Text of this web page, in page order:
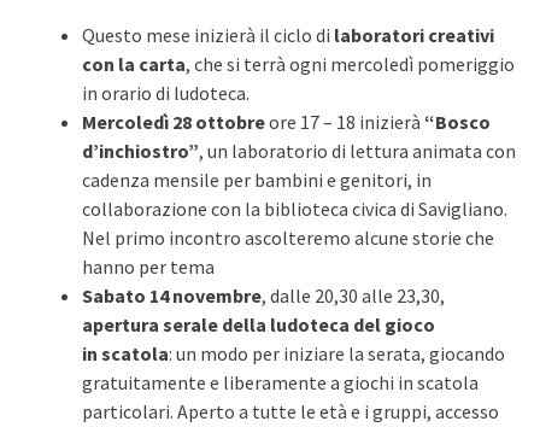
Questo mese inizierà il ciclo di laboratori creativi
con la carta, che si terrà ogni mercoledì pomeriggio
in orario di ludoteca.
Mercoledì 28 ottobreore 17 – 18 inizierà “Bosco
d’inchiostro”, un laboratorio di lettura animata con
cadenza mensile per bambini e genitori, in
collaborazione con la biblioteca civica di Savigliano.
Nel primo incontro ascolteremo alcune storie che
hanno per tema
Sabato 14 novembre, dalle 20,30 alle 23,30,
apertura serale della ludoteca del gioco
in scatola: un modo per iniziare la serata, giocando
gratuitamente e liberamente a giochi in scatola
particolari. Aperto a tutte le età e i gruppi, accesso